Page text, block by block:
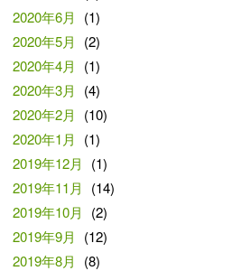
2020年6月
(1)
2020年5月
(2)
2020年4月
(1)
2020年3月
(4)
2020年2月
(10)
2020年1月
(1)
2019年12月
(1)
2019年11月
(14)
2019年10月
(2)
2019年9月
(12)
2019年8月
(8)